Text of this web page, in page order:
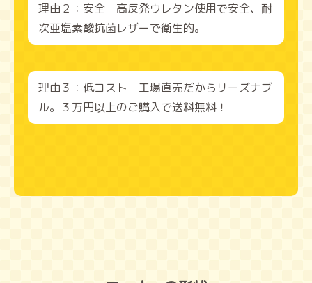
理由２：安全 高反発ウレタン使用で安全、耐
次亜塩素酸抗菌レザーで衛生的。
理由３：低コスト 工場直売だからリーズナブ
ル。３万円以上のご購入で送料無料！